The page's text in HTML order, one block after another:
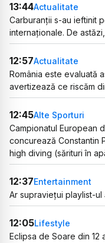
13:44Actualitate
Carburanții s-au ieftinit
internaționale. De
12:57Actualitate
România este evaluată
avertizează ce riscăm
12:45Alte Sporturi
Campionatul European
concurează Constantin
high diving (sărituri în
12:37Entertainment
Ar supraviețui playlist-ul
12:05Lifestyle
Eclipsa de Soare din 12